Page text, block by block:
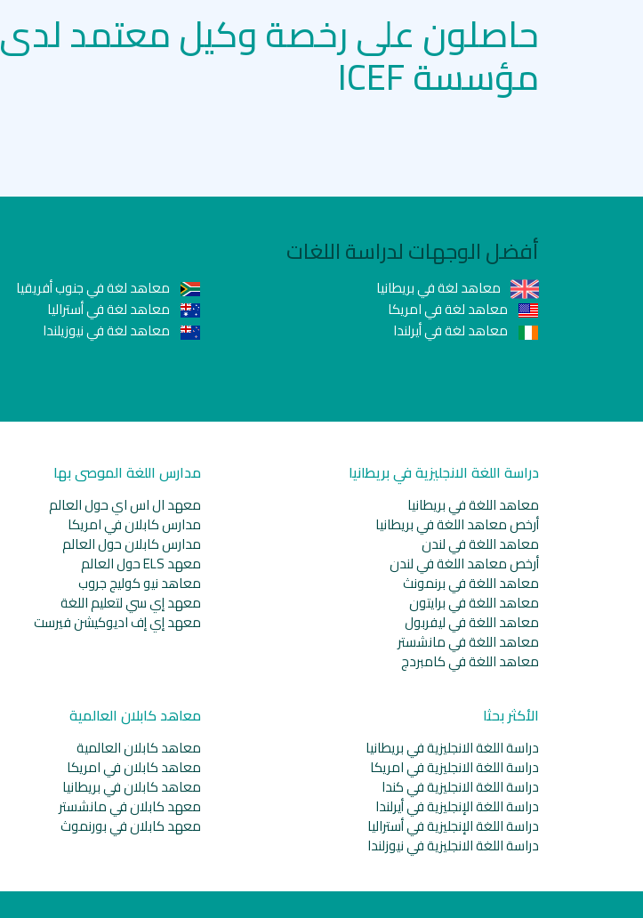
حاصلون على رخصة وكيل معتمد لدى
مؤسسة ICEF
أفضل الوجهات لدراسة اللغات
معاهد لغة في بريطانيا
معاهد لغة في امريكا
معاهد لغة في أيرلندا
معاهد لغة في جنوب أفريقيا
معاهد لغة في أستراليا
معاهد لغة في نيوزيلندا
دراسة اللغة الانجليزية في بريطانيا
معاهد اللغة في بريطانيا
أرخص معاهد اللغة في بريطانيا
معاهد اللغة في لندن
أرخص معاهد اللغة في لندن
معاهد اللغة في برنمونث
معاهد اللغة في برايتون
معاهد اللغة في ليفربول
معاهد اللغة في مانشستر
معاهد اللغة في كامبردج
مدارس اللغة الموصى بها
معهد ال اس اي حول العالم
مدارس كابلان في امريكا
مدارس كابلان حول العالم
معهد ELS حول العالم
معاهد نيو كوليج جروب
معهد إي سي لتعليم اللغة
معهد إي إف اديوكيشن فيرست
الأكثر بحثا
دراسة اللغة الانجليزية في بريطانيا
دراسة اللغة الانجليزية في امريكا
دراسة اللغة الانجليزية في كندا
دراسة اللغة الإنجليزية في أيرلندا
دراسة اللغة الإنجليزية في أستراليا
دراسة اللغة الانجليزية في نيوزلندا
معاهد كابلان العالمية
معاهد كابلان العالمية
معاهد كابلان في امريكا
معاهد كابلان في بريطانيا
معهد كابلان في مانشستر
معهد كابلان في بورنموث